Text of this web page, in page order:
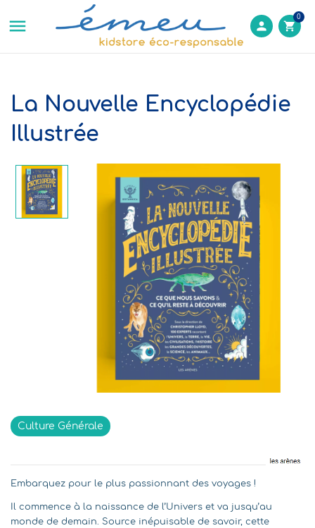
 person shopping_cart
0
La Nouvelle Encyclopédie
Illustrée
Culture Générale
Embarquez pour le plus passionnant des voyages !
Il commence à la naissance de l’Univers et va jusqu’au
monde de demain. Source inépuisable de savoir, cette